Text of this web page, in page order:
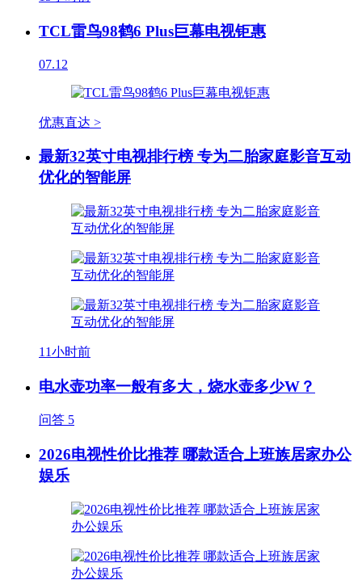
TCL雷鸟98鹤6 Plus巨幕电视钜惠
07.12
优惠直达 >
最新32英寸电视排行榜 专为二胎家庭影音互动
优化的智能屏
11小时前
电水壶功率一般有多大，烧水壶多少W？
问答 5
2026电视性价比推荐 哪款适合上班族居家办公
娱乐